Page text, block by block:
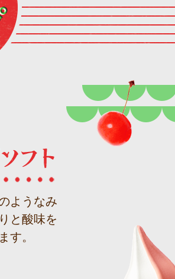
ようなみ
と酸味を
す。